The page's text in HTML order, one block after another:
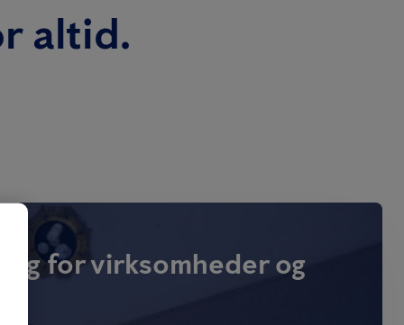
altid.
for virksomheder og